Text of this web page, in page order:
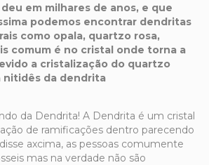
em milhares de anos, e que
podemos encontrar dendritas
como opala, quartzo rosa,
comum é no cristal onde torna a
a cristalização do quartzo
nitidês da dendrita
da Dendrita! A Dendrita é um cristal
de ramificações dentro parecendo
axcima, as pessoas comumente
mas na verdade não são